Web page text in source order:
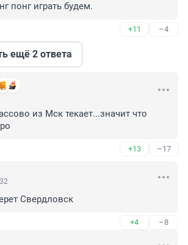
понг играть будем.
+11 –4
ещё 2 ответа
из Мск текает...значит что
+13 –17
Свердловск
+4 –8